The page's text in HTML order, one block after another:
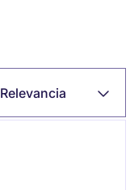
Relevancia